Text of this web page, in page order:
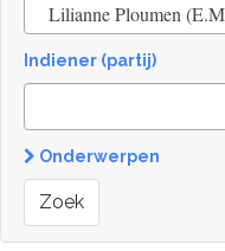
Lilianne Ploumen
Indiener (partij)
Onderwerpen
Zoek